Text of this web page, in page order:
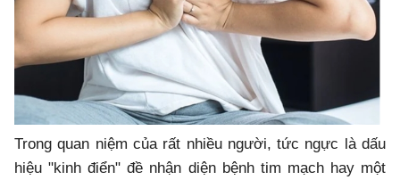
Trong quan niệm của rất nhiều người, tức ngực là dấu
hiệu "kinh điển" đề nhận diện bệnh tim mạch hay một